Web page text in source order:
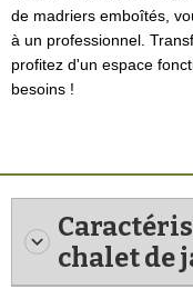
de madriers emboîtés,
à un professionnel.
profitez d'un espace
besoins !
chalet de